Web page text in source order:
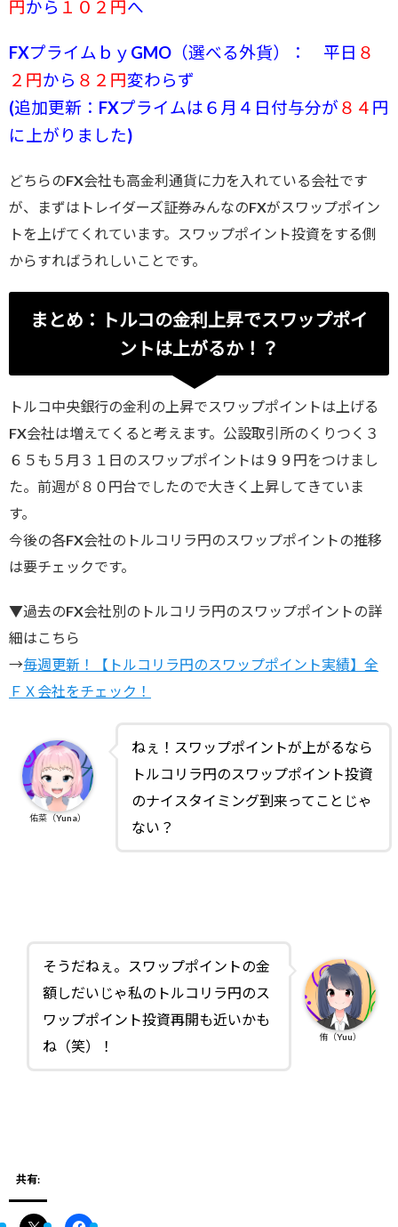
円から １０２円へ
FXプライムｂｙGMO（選べる外貨）： 平日 ８
２円から ８２円変わらず
(追加更新：FXプライムは６月４日付与分が ８４ 円
に上がりました)
どちらのFX会社も高金利通貨に力を入れている会社です
が、まずはトレイダーズ証券みんなのFXがスワップポイン
トを上げてくれています。スワップポイント投資をする側
からすればうれしいことです。
まとめ：トルコの金利上昇でスワップポイ
ントは上がるか！？
トルコ中央銀行の金利の上昇でスワップポイントは上げる
FX会社は増えてくると考えます。公設取引所のくりつく３
６５も５月３１日のスワップポイントは９９円をつけまし
た。前週が８０円台でしたので大きく上昇してきていま
す。
今後の各FX会社のトルコリラ円のスワップポイントの推移
は要チェックです。
▼過去のFX会社別のトルコリラ円のスワップポイントの詳
細はこちら
→毎週更新！【トルコリラ円のスワップポイント実績】全
ＦＸ会社をチェック！
ねぇ！スワップポイントが上がるなら
トルコリラ円のスワップポイント投資
のナイスタイミング到来ってことじゃ
ない？
佑菜（Yuna）
そうだねぇ。スワップポイントの金
額しだいじゃ私のトルコリラ円のス
ワップポイント投資再開も近いかも
ね（笑）！
侑（Yuu）
共有: